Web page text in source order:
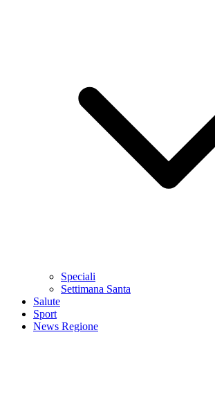
Speciali
Settimana Santa
Salute
Sport
News Regione